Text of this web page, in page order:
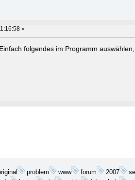
»
folgendes im Programm
problem www forum 2007